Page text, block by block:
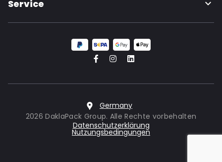
Service
Germany
2026 DaklaPack Group. Alle Rechte vorbehalten
Datenschutzerklärung
Nutzungsbedingungen